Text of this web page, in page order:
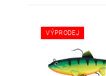
VÝPRODEJ